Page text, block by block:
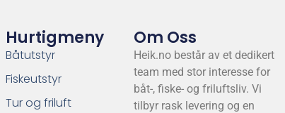
Hurtigmeny
Båtutstyr
Fiskeutstyr
Tur og friluft
Om Oss
Heik.no består av et dedikert
team med stor interesse for
båt-, fiske- og friluftsliv. Vi
tilbyr rask levering og en